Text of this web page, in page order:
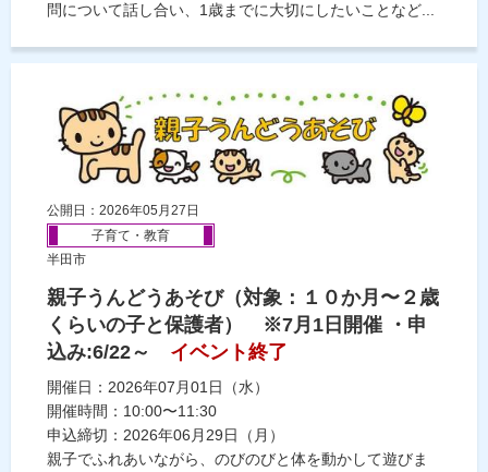
問について話し合い、1歳までに大切にしたいことなど...
公開日：2026年05月27日
子育て・教育
半田市
親子うんどうあそび（対象：１０か月〜２歳
くらいの子と保護者） ※7月1日開催 ・申
込み:6/22～
イベント終了
開催日：2026年07月01日（水）
開催時間：10:00〜11:30
申込締切：2026年06月29日（月）
親子でふれあいながら、のびのびと体を動かして遊びま